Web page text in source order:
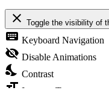
close Toggle the visibility of
keyboard Keyboard Navigation
visibility_off Disable Animations
nights_stay Contrast
format_size Increase Text